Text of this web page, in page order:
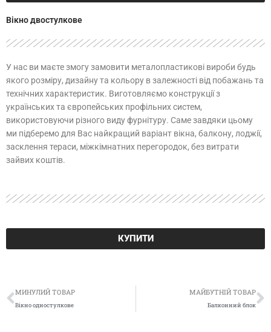
Вікно двостулкове
У нас ви маєте змогу замовити металопластикові вироби будь
якого розміру, дизайну та кольору в залежності від побажань та
технічних характеристик. Виготовляємо конструкції з
українських та європейських профільних систем,
використовуючи різного виду фурнітуру. Саме завдяки цьому
ми підберемо для Вас найкращий варіант вікна, балкону, лоджії,
засклення тераси, міжкімнатних перегородок, без витрати
зайвих коштів.
КУПИТИ
Попер
МИНУЛИЙ ТОВАР
Вікно одностулкове
МАЙБУТНІЙ ТОВАР
Балконний блок